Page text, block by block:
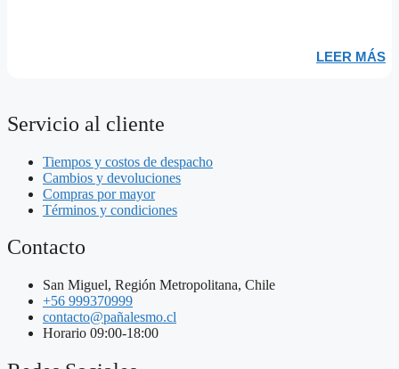
LEER MÁS
Servicio al cliente
Tiempos y costos de despacho
Cambios y devoluciones
Compras por mayor
Términos y condiciones
Contacto
San Miguel, Región Metropolitana, Chile
+56 999370999
contacto@pañalesmo.cl
Horario 09:00-18:00